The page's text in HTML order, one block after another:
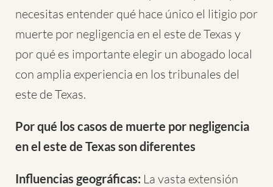
necesitas entender qué hace único el litigio por
muerte por negligencia en el este de Texas y
por qué es importante elegir un abogado local
con amplia experiencia en los tribunales del
este de Texas.
Por qué los casos de muerte por negligencia
en el este de Texas son diferentes
Influencias geográficas: La vasta extensión